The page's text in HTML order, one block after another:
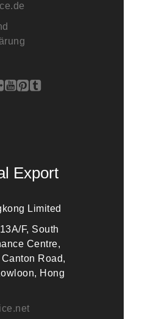
Export
Limited
F, South
Centre,
Road,
Hong